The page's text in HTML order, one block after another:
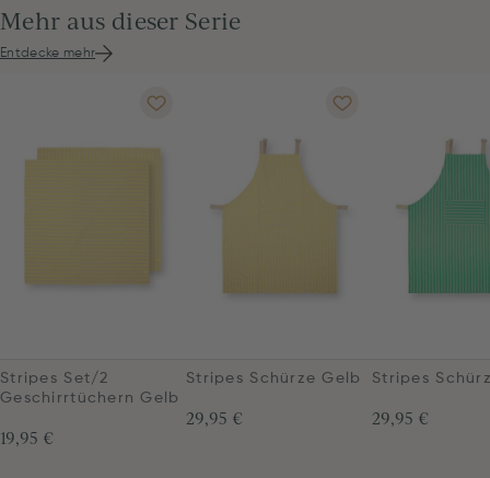
Mehr aus dieser Serie
Entdecke mehr
Stripes Set/2
Geschirrtüchern Gelb
19,95 €
Stripes Schürze Gelb
29,95 €
Stripes
29,95 €